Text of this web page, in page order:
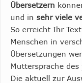
Übersetzern
und in sehr viele
So erreicht Ihr
Menschen in
Übersetzungen
Muttersprache
Die aktuell zur